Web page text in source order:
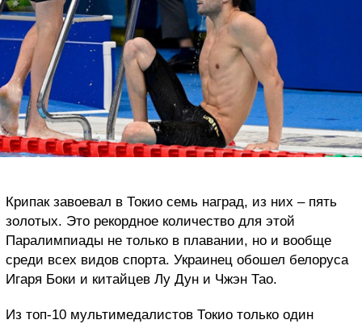
Крипак завоевал в Токио семь наград, из них – пять
золотых. Это рекордное количество для этой
Паралимпиады не только в плавании, но и вообще
среди всех видов спорта. Украинец обошел белоруса
Игаря Боки и китайцев Лу Дун и Чжэн Тао.
Из топ-10 мультимедалистов Токио только один